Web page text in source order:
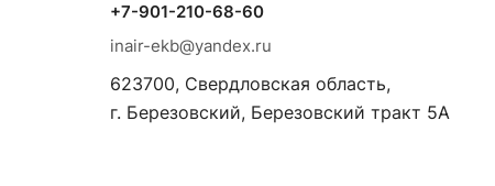
+7-901-210-68-60
inair-ekb@yandex.ru
623700, Свердловская область,
г. Березовский, Березовский тракт 5А